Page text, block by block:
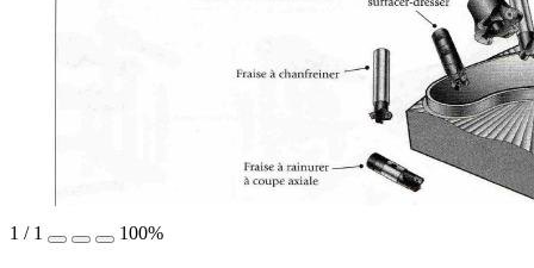
1 / 1 100%